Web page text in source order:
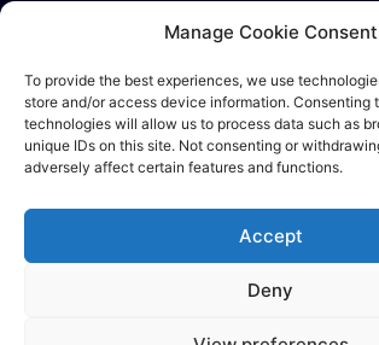
Manage Cookie Consent
To provide the best experiences, we use
store and/or access device information. Consenting
technologies will allow us to process data such as
unique IDs on this site. Not consenting or
adversely affect certain features and functions.
Accept
Deny
地點
新加坡 • 馬來西亞 • 印度 • 越南 • 泰國 • 菲
港 • 波斯尼亞 • 英國 • 中國
Company Registration No./
中文 (台灣)
English